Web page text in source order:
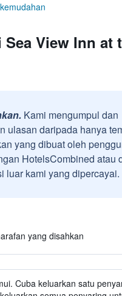
Sea View Inn at
Kami mengumpul dan
ulasan daripada hanya
yang dibuat oleh
HotelsCombined atau
luar kami yang dipercayai.
yang disahkan
Cuba keluarkan satu